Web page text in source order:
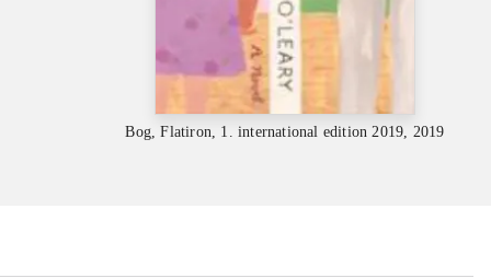
Bog, Flatiron, 1. international edition 2019, 2019